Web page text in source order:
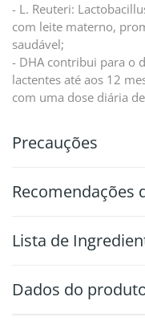
- L. Reuteri:
com leite materno,
saudável;
- DHA contribui para o
lactentes até aos 12
com uma dose diária
Precauções
Recomendações
⁠Lista de
Dados do